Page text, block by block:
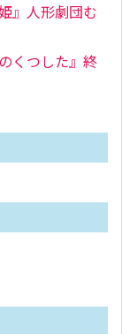
』人形劇団む
くつした』終